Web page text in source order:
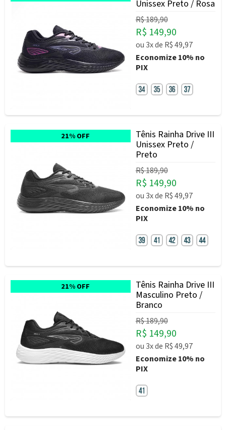
Unissex Preto / Rosa
R$ 189,90
R$ 149,90
ou3xde R$ 49,97
Economize10% no
PIX
21% OFF
Tênis Rainha Drive III
Unissex Preto /
Preto
R$ 189,90
R$ 149,90
ou3xde R$ 49,97
Economize10% no
PIX
21% OFF
Tênis Rainha Drive III
Masculino Preto /
Branco
R$ 189,90
R$ 149,90
ou3xde R$ 49,97
Economize10% no
PIX